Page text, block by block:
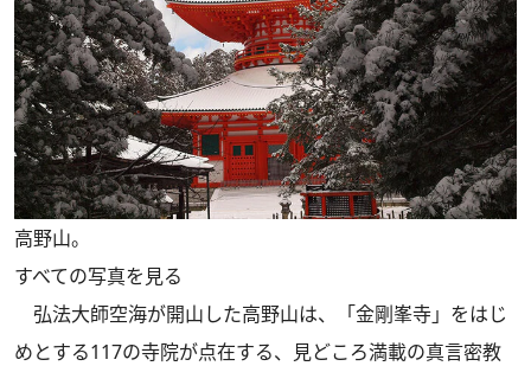
高野山。
すべての写真を見る
弘法大師空海が開山した高野山は、「金剛峯寺」をはじ
めとする117の寺院が点在する、見どころ満載の真言密教